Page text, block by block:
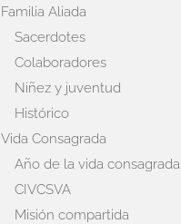
Familia Aliada
Sacerdotes
Colaboradores
Niñez y juventud
Histórico
Vida Consagrada
Año de la vida consagrada
CIVCSVA
Misión compartida